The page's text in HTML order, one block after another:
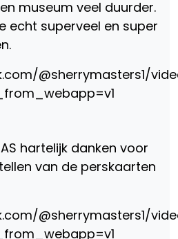
museum veel duurder.
echt superveel en super
@sherrymasters1/
hartelijk danken voor
van de perskaarten
@sherrymasters1/